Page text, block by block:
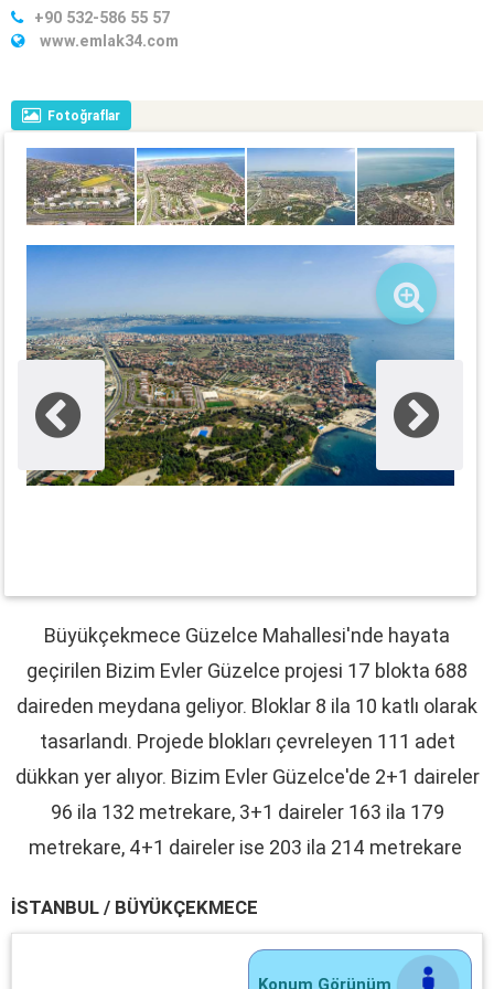
+90 532-586 55 57
www.emlak34.com
Fotoğraflar
Büyükçekmece Güzelce Mahallesi'nde hayata
geçirilen Bizim Evler Güzelce projesi 17 blokta 688
daireden meydana geliyor. Bloklar 8 ila 10 katlı olarak
tasarlandı. Projede blokları çevreleyen 111 adet
dükkan yer alıyor. Bizim Evler Güzelce'de 2+1 daireler
96 ila 132 metrekare, 3+1 daireler 163 ila 179
metrekare, 4+1 daireler ise 203 ila 214 metrekare
İSTANBUL / BÜYÜKÇEKMECE
Konum Görünüm